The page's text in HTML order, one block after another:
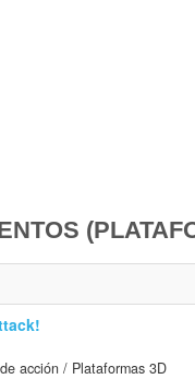
acción / Plataformas 3D